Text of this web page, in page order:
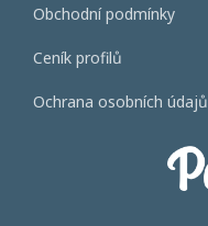
Obchodní podmínky
Ceník profilů
Ochrana osobních údajů